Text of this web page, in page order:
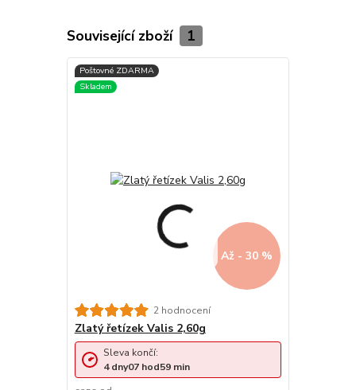
Související zboží 1
Až - 30 %
2 hodnocení
Zlatý řetízek Valis 2,60g
Sleva končí:
4 dny07 hod59 min